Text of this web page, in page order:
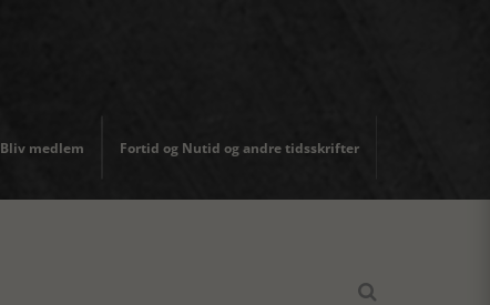
Bliv medlem Fortid og Nutid og andre tidsskrifter
